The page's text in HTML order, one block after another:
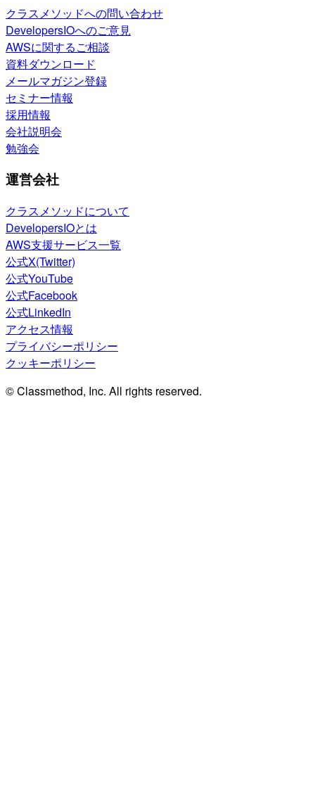
クラスメソッドへの問い合わせ
DevelopersIOへのご意見
AWSに関するご相談
資料ダウンロード
メールマガジン登録
セミナー情報
採用情報
会社説明会
勉強会
運営会社
クラスメソッドについて
DevelopersIOとは
AWS支援サービス一覧
公式X(Twitter)
公式YouTube
公式Facebook
公式LinkedIn
アクセス情報
プライバシーポリシー
クッキーポリシー
© Classmethod, Inc. All rights reserved.